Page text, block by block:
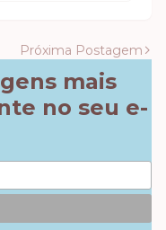
Próxima Postagem
mais
no seu e-